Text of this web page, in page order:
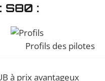
S80 :
Profils des pilotes
à prix avantageux